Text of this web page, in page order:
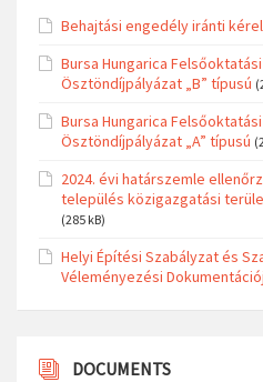
Behajtási engedély iránti
Bursa Hungarica
Ösztöndíjpályázat „B” típusú
Bursa Hungarica
Ösztöndíjpályázat „A” típusú
2024. évi határszemle
település közigazgatási
(285 kB)
Helyi Építési Szabályzat és
Véleményezési
DOCUMENTS